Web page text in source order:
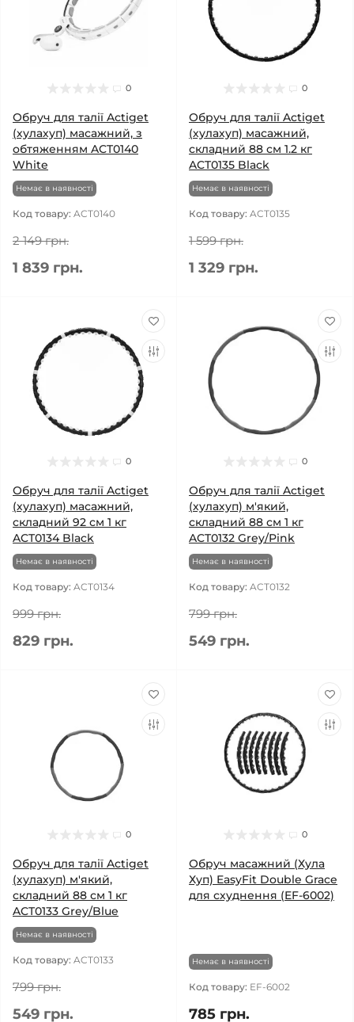
0
Обруч для талії Actiget
(хулахуп) масажний, з
обтяженням ACT0140
White
Немає в наявності
Код товару: ACT0140
2 149 грн.
1 839 грн.
0
Обруч для талії Actiget
(хулахуп) масажний,
складний 88 см 1.2 кг
ACT0135 Black
Немає в наявності
Код товару: ACT0135
1 599 грн.
1 329 грн.
0
Обруч для талії Actiget
(хулахуп) масажний,
складний 92 см 1 кг
ACT0134 Black
Немає в наявності
Код товару: ACT0134
999 грн.
829 грн.
0
Обруч для талії Actiget
(хулахуп) м'який,
складний 88 см 1 кг
ACT0132 Grey/Pink
Немає в наявності
Код товару: ACT0132
799 грн.
549 грн.
0
Обруч для талії Actiget
(хулахуп) м'який,
складний 88 см 1 кг
ACT0133 Grey/Blue
Немає в наявності
Код товару: ACT0133
799 грн.
549 грн.
0
Обруч масажний (Хула
Хуп) EasyFit Double Grace
для схуднення (EF-6002)
Немає в наявності
Код товару: EF-6002
785 грн.